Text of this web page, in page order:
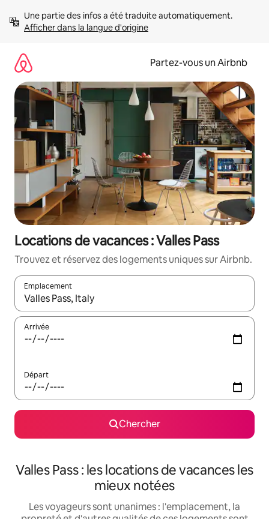
directement
Afficher dans la langue d'origine
Partez-vous un Airbnb
Locations de vacances : Valles Pass
Trouvez et réservez des logements uniques sur Airbnb.
Emplacement
Quand les résultats sont affichés, parcourez-les en utilisant
Arrivée
Départ
Chercher
Valles Pass : les locations de vacances les
mieux notées
Les voyageurs sont unanimes : l'emplacement, la